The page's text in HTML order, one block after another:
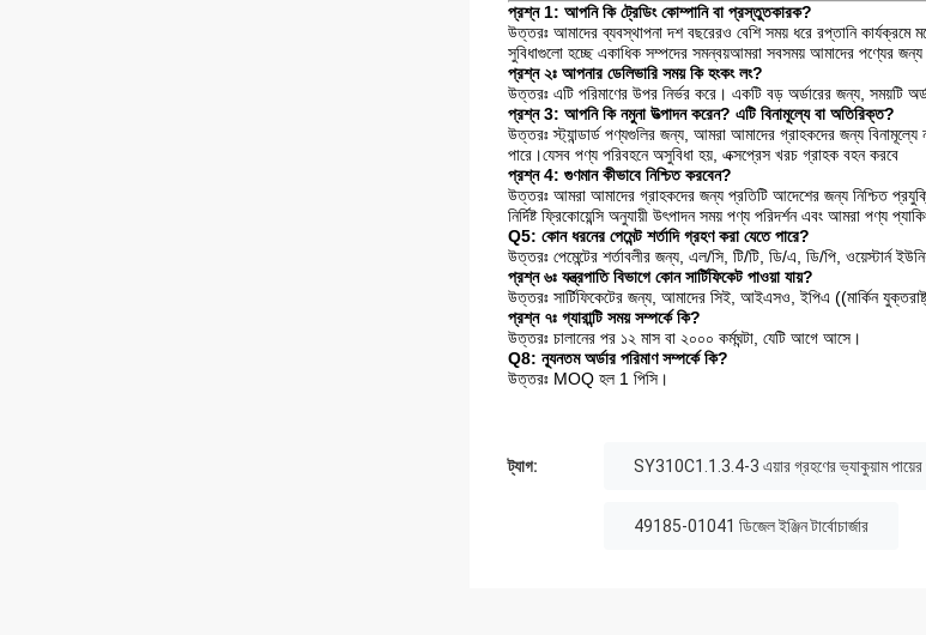
প্রশ্ন 1: আপনি কি ট্রেডিং কোম্পানি বা প্রস্তুতকারক?
উত্তরঃ আমাদের ব্যবস্থাপনা দশ বছরেরও বেশি সময় ধরে রপ্তানি কার্যক্রমে
সুবিধাগুলো হচ্ছে একাধিক সম্পদের সমন্বয়আমরা সবসময় আমাদের পণ্যের জন্য
প্রশ্ন ২ঃ আপনার ডেলিভারি সময় কি হংকং লং?
উত্তরঃ এটি পরিমাণের উপর নির্ভর করে। একটি বড় অর্ডারের জন্য, সময়টি
প্রশ্ন 3: আপনি কি নমুনা উত্পাদন করেন? এটি বিনামূল্যে বা অতিরিক্ত?
উত্তরঃ স্ট্যান্ডার্ড পণ্যগুলির জন্য, আমরা আমাদের গ্রাহকদের জন্য
পারে।যেসব পণ্য পরিবহনে অসুবিধা হয়, এক্সপ্রেস খরচ গ্রাহক বহন করবে
প্রশ্ন 4: গুণমান কীভাবে নিশ্চিত করবেন?
উত্তরঃ আমরা আমাদের গ্রাহকদের জন্য প্রতিটি আদেশের জন্য নিশ্চিত
নির্দিষ্ট ফ্রিকোয়েন্সি অনুযায়ী উৎপাদন সময় পণ্য পরিদর্শন এবং আমরা পণ্য
Q5: কোন ধরনের পেমেন্ট শর্তাদি গ্রহণ করা যেতে পারে?
উত্তরঃ পেমেন্টের শর্তাবলীর জন্য, এল/সি, টি/টি, ডি/এ, ডি/পি, ওয়েস্টার্ন
প্রশ্ন ৬ঃ যন্ত্রপাতি বিভাগে কোন সার্টিফিকেট পাওয়া যায়?
উত্তরঃ সার্টিফিকেটের জন্য, আমাদের সিই, আইএসও, ইপিএ ((মার্কিন
প্রশ্ন ৭ঃ গ্যারান্টি সময় সম্পর্কে কি?
উত্তরঃ চালানের পর ১২ মাস বা ২০০০ কর্মঘন্টা, যেটি আগে আসে।
Q8: ন্যূনতম অর্ডার পরিমাণ সম্পর্কে কি?
উত্তরঃ MOQ হল 1 পিসি।
ট্যাগ: SY310C1.1.3.4-3 এয়ার গ্রহণের ভ্যাকুয়াম পায়ের
49185-01041 ডিজেল ইঞ্জিন টার্বোচার্জার